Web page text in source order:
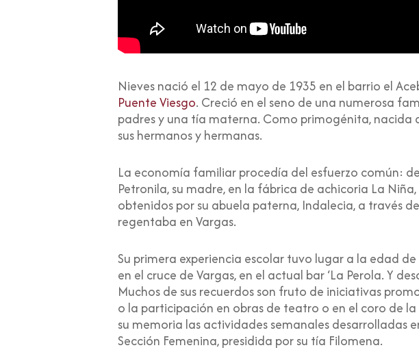
Nieves nació el 12 de mayo de 1935 en el barrio el
Puente Viesgo. Creció en el seno de una numerosa
padres y una tía materna. Como primogénita, nacida
sus hermanos y hermanas.
La economía familiar procedía del esfuerzo común:
Petronila, su madre, en la fábrica de achicoria La
obtenidos por su abuela paterna, Indalecia, a través
regentaba en Vargas.
Su primera experiencia escolar tuvo lugar a la edad
en el cruce de Vargas, en el actual bar ‘La Perola. Y
Muchos de sus recuerdos son fruto de iniciativas
o la participación en obras de teatro o en el coro de
su memoria las actividades semanales
Sección Femenina, presidida por su tía Filomena.